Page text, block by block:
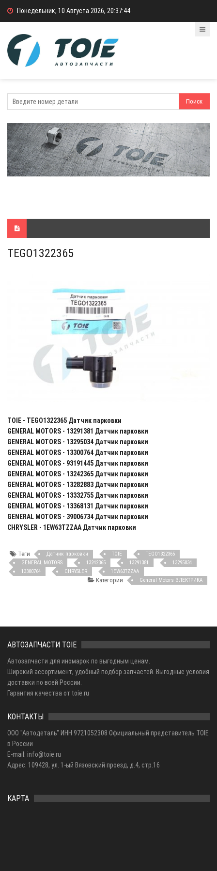
Понедельник, 10 Августа 2026, 20:37:44
TEGO1322365
TOIE - TEGO1322365 Датчик парковки
GENERAL MOTORS - 13291381 Датчик парковки
GENERAL MOTORS - 13295034 Датчик парковки
GENERAL MOTORS - 13300764 Датчик парковки
GENERAL MOTORS - 93191445 Датчик парковки
GENERAL MOTORS - 13242365 Датчик парковки
GENERAL MOTORS - 13282883 Датчик парковки
GENERAL MOTORS - 13332755 Датчик парковки
GENERAL MOTORS - 13368131 Датчик парковки
GENERAL MOTORS - 39006734 Датчик парковки
CHRYSLER - 1EW63TZZAA Датчик парковки
Теги Датчик парковки TOIE
TEGO1322365
GENERAL MOTORS
13242365 13291381
13295034
13300764
CHRYSLER 1EW63TZZAA
Категории General Motors ЭЛЕКТРИКА
АВТОЗАПЧАСТИ TOIE
Автозапчасти для иномарок по выгодным ценам.
Широкий ассортимент, удобный подбор запчастей. Выгодные условия
доставки по всей России.
Гарантия качества от toie.ru
КОНТАКТЫ
ООО "Автодеталь" ИНН 9721052308 Официальный представитель TOIE
в России
E-mail: info@toie.ru
Адрес: 109428, ул. 1-ый Вязовский проезд, д.4, стр.16
КАРТА